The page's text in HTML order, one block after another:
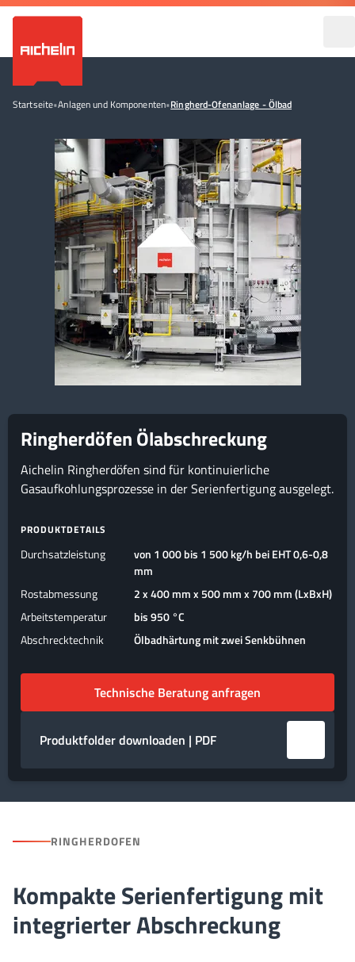
Startseite•Anlagen und Komponenten•Ringherd-Ofenanlage - Ölbad
Ringherdöfen Ölabschreckung
Aichelin Ringherdöfen sind für kontinuierliche
Gasaufkohlungsprozesse in der Serienfertigung ausgelegt.
PRODUKTDETAILS
Durchsatzleistung
von 1 000 bis 1 500 kg/h bei EHT 0,6-0,8
mm
Rostabmessung
2 x 400 mm x 500 mm x 700 mm (LxBxH)
Arbeitstemperatur
bis 950 °C
Abschrecktechnik
Ölbadhärtung mit zwei Senkbühnen
Technische Beratung anfragen
Produktfolder downloaden | PDF
RINGHERDOFEN
Kompakte Serienfertigung mit
integrierter Abschreckung